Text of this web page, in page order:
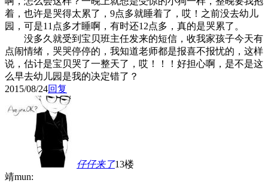
着，也许是哭得太累了，9点多就睡着了，哎！之前没去幼儿
园，可是11点多才睡啊，有时还12点多，真的是哭累了。
没多久就受到宝贝班主任发来的短信，收我家孩子今天有
点闹情绪，哭哭停停的，我知道老师都是报喜不报忧的，这样
说，估计是宝贝哭了一整天了，哎！！！好担心啊，是不是这
么早去幼儿园是我的决定错了？
2015/08/24回复
仔仔来了13楼
靖mun: